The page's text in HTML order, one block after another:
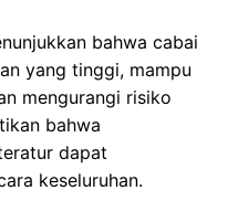
bahwa cabai
yang tinggi, mampu
mengurangi risiko
bahwa
dapat
keseluruhan.